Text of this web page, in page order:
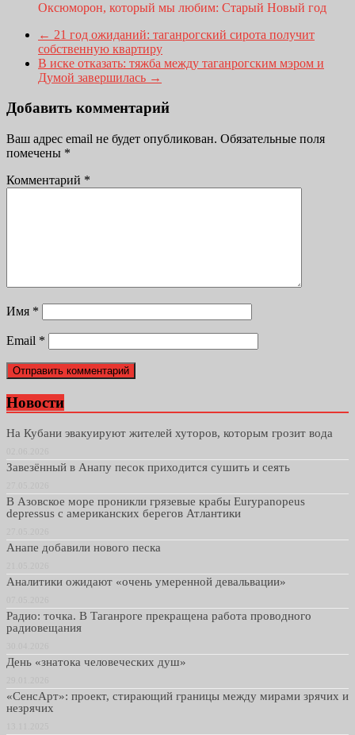
Оксюморон, который мы любим: Старый Новый год
← 21 год ожиданий: таганрогский сирота получит
собственную квартиру
В иске отказать: тяжба между таганрогским мэром и
Думой завершилась →
Добавить комментарий
Ваш адрес email не будет опубликован. Обязательные поля
помечены *
Комментарий *
Имя *
Email *
Новости
На Кубани эвакуируют жителей хуторов, которым грозит вода
Завезённый в Анапу песок приходится сушить и сеять
В Азовское море проникли грязевые крабы Eurypanopeus
depressus с американских берегов Атлантики
Анапе добавили нового песка
Аналитики ожидают «очень умеренной девальвации»
Радио: точка. В Таганроге прекращена работа проводного
радиовещания
День «знатока человеческих душ»
«СенсАрт»: проект, стирающий границы между мирами зрячих и
незрячих